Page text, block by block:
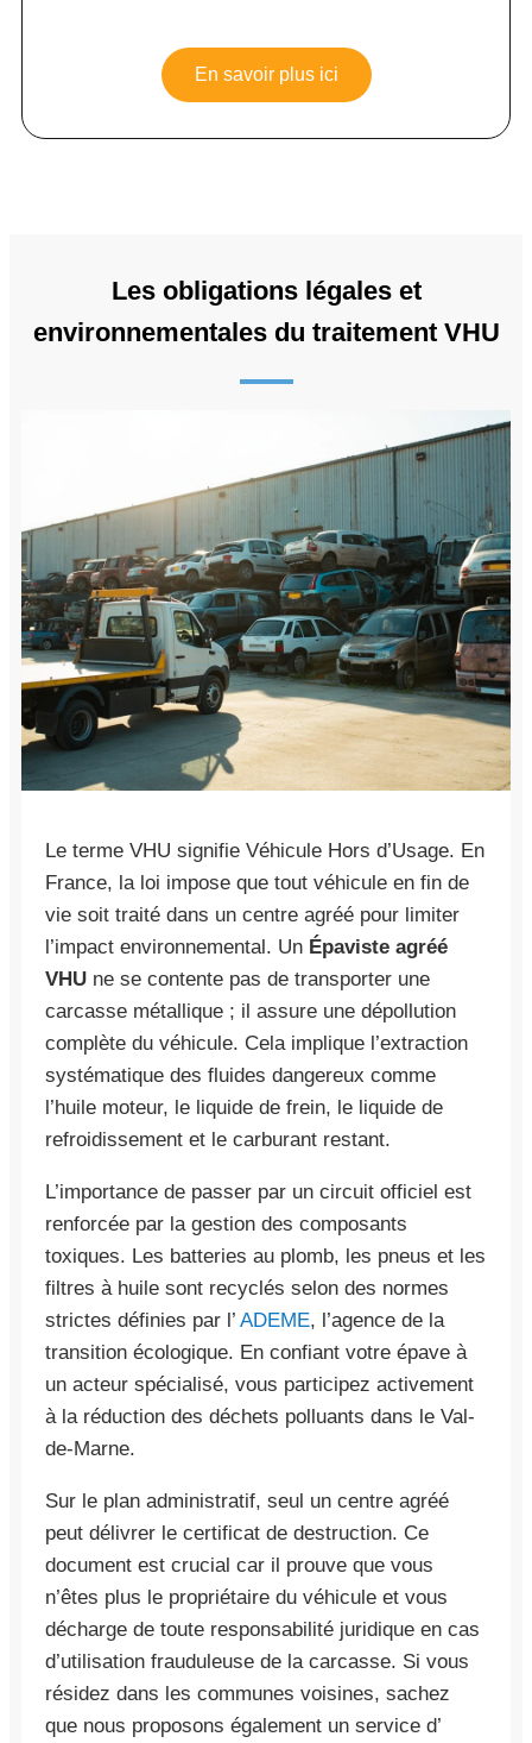
En savoir plus ici
Les obligations légales et
environnementales du traitement VHU
Le terme VHU signifie Véhicule Hors d’Usage. En
France, la loi impose que tout véhicule en fin de
vie soit traité dans un centre agréé pour limiter
l’impact environnemental. Un Épaviste agréé
VHU ne se contente pas de transporter une
carcasse métallique ; il assure une dépollution
complète du véhicule. Cela implique l’extraction
systématique des fluides dangereux comme
l’huile moteur, le liquide de frein, le liquide de
refroidissement et le carburant restant.
L’importance de passer par un circuit officiel est
renforcée par la gestion des composants
toxiques. Les batteries au plomb, les pneus et les
filtres à huile sont recyclés selon des normes
strictes définies par l’ ADEME, l’agence de la
transition écologique. En confiant votre épave à
un acteur spécialisé, vous participez activement
à la réduction des déchets polluants dans le Val-
de-Marne.
Sur le plan administratif, seul un centre agréé
peut délivrer le certificat de destruction. Ce
document est crucial car il prouve que vous
n’êtes plus le propriétaire du véhicule et vous
décharge de toute responsabilité juridique en cas
d’utilisation frauduleuse de la carcasse. Si vous
résidez dans les communes voisines, sachez
que nous proposons également un service d’